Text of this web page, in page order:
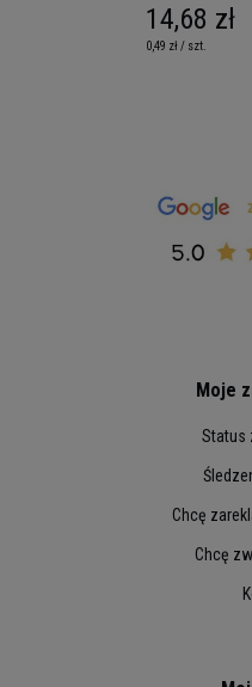
14,68 zł
0,49 zł / szt.
Moje
Status
Chcę
Chcę